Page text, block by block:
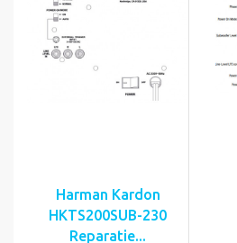
Harman Kardon
HKTS200SUB-230
Reparatie...